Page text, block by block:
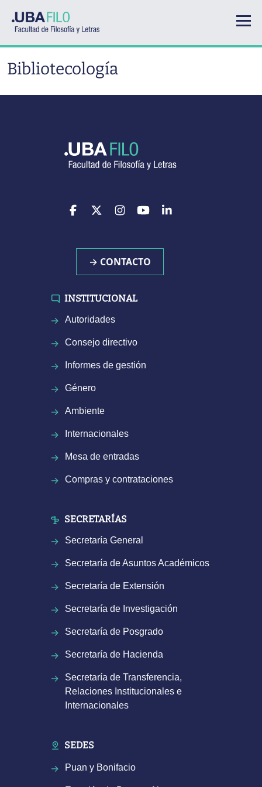
Bibliotecología
→ CONTACTO
INSTITUCIONAL
Autoridades
Consejo directivo
Informes de gestión
Género
Ambiente
Internacionales
Mesa de entradas
Compras y contrataciones
SECRETARÍAS
Secretaría General
Secretaría de Asuntos Académicos
Secretaría de Extensión
Secretaría de Investigación
Secretaría de Posgrado
Secretaría de Hacienda
Secretaría de Transferencia,
Relaciones Institucionales e
Internacionales
SEDES
Puan y Bonifacio